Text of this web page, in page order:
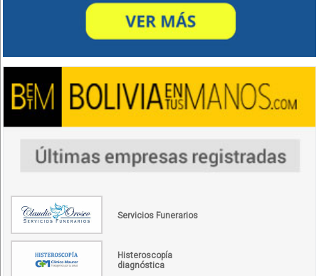
Servicios Funerarios
Histeroscopía
diagnóstica